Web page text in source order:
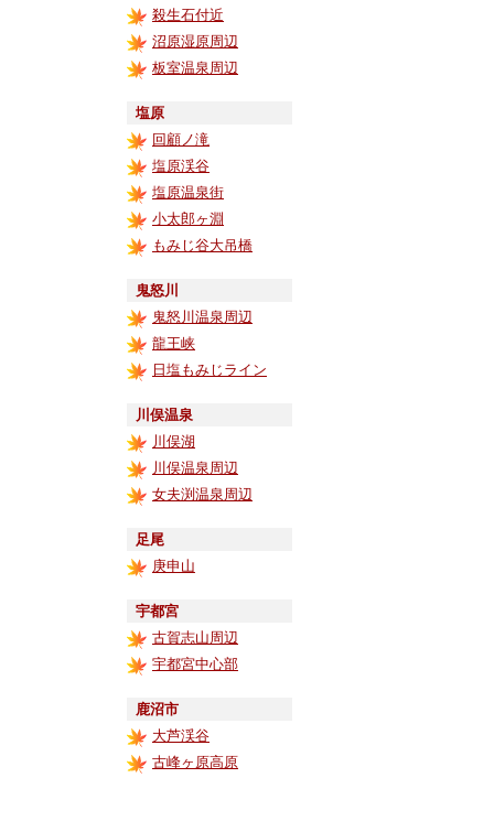
殺生石付近
沼原湿原周辺
板室温泉周辺
塩原
回顧ノ滝
塩原渓谷
塩原温泉街
小太郎ヶ淵
もみじ谷大吊橋
鬼怒川
鬼怒川温泉周辺
龍王峡
日塩もみじライン
川俣温泉
川俣湖
川俣温泉周辺
女夫渕温泉周辺
足尾
庚申山
宇都宮
古賀志山周辺
宇都宮中心部
鹿沼市
大芦渓谷
古峰ヶ原高原